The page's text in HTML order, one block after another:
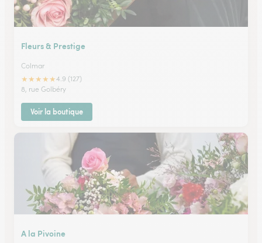
Fleurs & Prestige
Colmar
★★★★★4.9 (127)
8, rue Golbéry
Voir la boutique
A la Pivoine